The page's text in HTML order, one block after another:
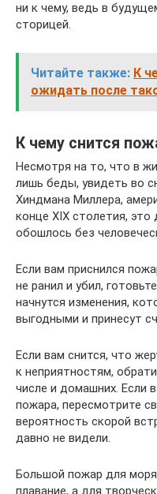
ни к чему, ведь в
сторицей.
Читайте также: К
ожидать после
К чему снится
Несмотря на то, что в
лишь беды, увидеть во
Хиндмана Миллера,
конце XIX столетия, это
обошлось без
Если вам приснился
не ранил и убил,
начнутся изменения,
выгодными и принесут
Если вам снится, что
к неприятностям,
числе и домашних. Если
пожара, пересмотрите
вероятность скорой
давно не видели.
Большой пожар для
плавание, а для